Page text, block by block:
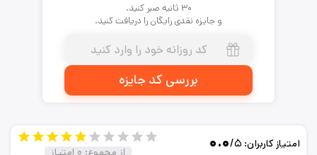
۳۰ ثانیه صبر کنید.
و جایزه نقدی رایگان را دریافت کنید.
بررسی کد جایزه
امتیاز کاربران: ۰.۰/۵
از مجموع: ۰ امتیاز